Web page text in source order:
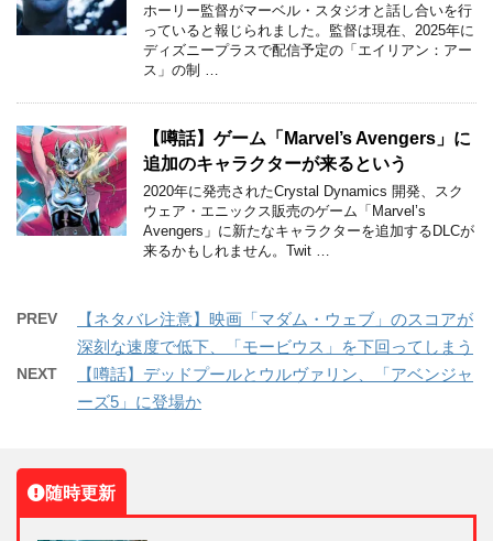
ホーリー監督がマーベル・スタジオと話し合いを行
っていると報じられました。監督は現在、2025年に
ディズニープラスで配信予定の「エイリアン：アー
ス」の制 …
【噂話】ゲーム「Marvel’s Avengers」に
追加のキャラクターが来るという
2020年に発売されたCrystal Dynamics 開発、スク
ウェア・エニックス販売のゲーム「Marvel’s
Avengers」に新たなキャラクターを追加するDLCが
来るかもしれません。Twit …
PREV
【ネタバレ注意】映画「マダム・ウェブ」のスコアが
深刻な速度で低下、「モービウス」を下回ってしまう
NEXT
【噂話】デッドプールとウルヴァリン、「アベンジャ
ーズ5」に登場か
随時更新